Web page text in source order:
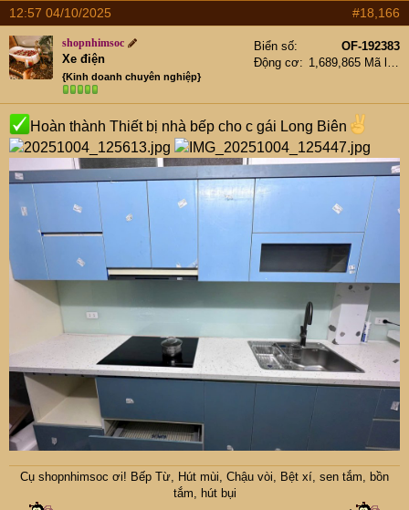
Chậu đá trắng Ngọc Trinh Lung Linh không tì vết, thực tế
khách hàng nhà mình dùng và feedback
12:57 04/10/2025 #18,166
shopnhimsoc
Xe điện
{Kinh doanh chuyên nghiệp}
Biển số
OF-192383
Động cơ
1,689,865 Mã lực
Hoàn thành Thiết bị nhà bếp cho c gái Long Biên
Cụ shopnhimsoc ơi! Bếp Từ, Hút mùi, Chậu vòi, Bệt xí, sen tắm, bồn
tắm, hút bụi